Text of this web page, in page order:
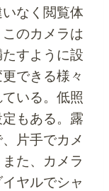
なく閲覧体
のカメラは
すように設
できる様々
いる。低照
もある。露
片手でカメ
た、カメラ
ヤルでシャ